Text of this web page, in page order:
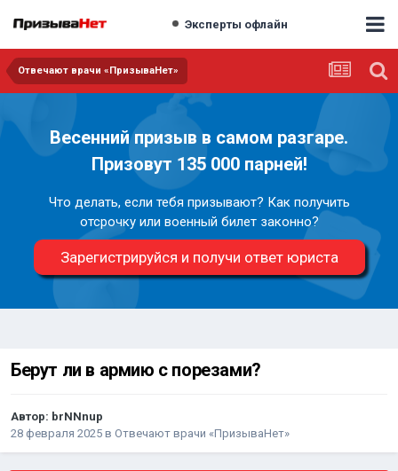
Эксперты офлайн
Отвечают врачи «ПризываНет»
Весенний призыв в самом разгаре.
Призовут 135 000 парней!
Что делать, если тебя призывают? Как получить
отсрочку или военный билет законно?
Зарегистрируйся и получи ответ юриста
Берут ли в армию с порезами?
Автор: brNNnup
28 февраля 2025 в Отвечают врачи «ПризываНет»